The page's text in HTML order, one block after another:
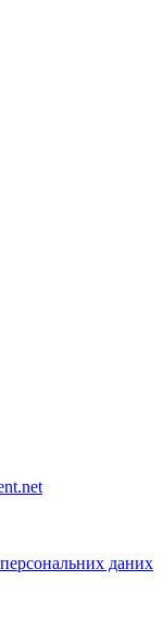
персональних даних